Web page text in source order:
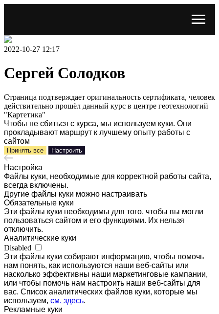
2022-10-27 12:17
Сергей Солодков
Страница подтверждает оригинальность сертификата, человек
действительно прошёл данный курс в центре геотехнологий
"Картетика"
Чтобы не сбиться с курса, мы используем куки. Они
прокладывают маршрут к лучшему опыту работы с
сайтом
Принять все Настроить
Настройка
Файлы куки, необходимые для корректной работы сайта,
всегда включены.
Другие файлы куки можно настраивать
Обязательные куки
Эти файлы куки необходимы для того, чтобы вы могли
пользоваться сайтом и его функциями. Их нельзя
отключить.
Аналитические куки
Disabled
Эти файлы куки собирают информацию, чтобы помочь
нам понять, как используются наши веб-сайты или
насколько эффективны наши маркетинговые кампании,
или чтобы помочь нам настроить наши веб-сайты для
вас. Список аналитических файлов куки, которые мы
используем, см. здесь.
Рекламные куки